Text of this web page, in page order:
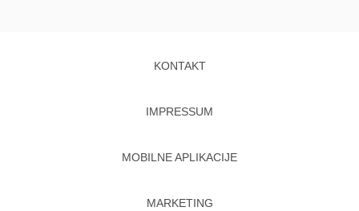
KONTAKT
IMPRESSUM
MOBILNE APLIKACIJE
MARKETING